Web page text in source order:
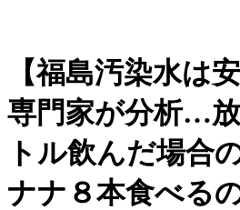
【福島汚染水は
専門家が分析…
トル飲んだ場合
ナナ８本食べる